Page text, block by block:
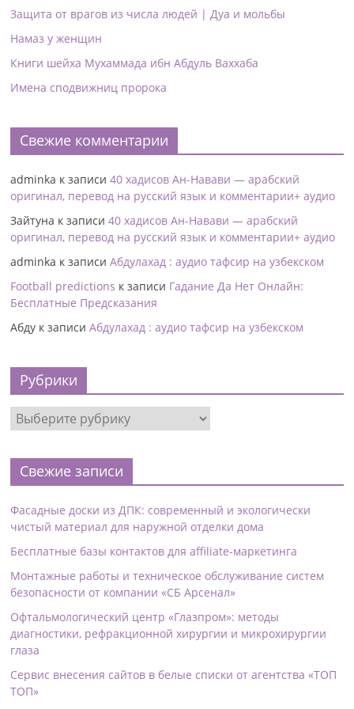
Защита от врагов из числа людей | Дуа и мольбы
Намаз у женщин
Книги шейха Мухаммада ибн Абдуль Ваххаба
Имена сподвижниц пророка
Свежие комментарии
adminka к записи40 хадисов Ан-Навави — арабский
оригинал, перевод на русский язык и комментарии+ аудио
Зайтуна к записи40 хадисов Ан-Навави — арабский
оригинал, перевод на русский язык и комментарии+ аудио
adminka к записиАбдулахад : аудио тафсир на узбекском
Football predictions к записи Гадание Да Нет Онлайн:
Бесплатные Предсказания
Абду к записиАбдулахад : аудио тафсир на узбекском
Рубрики
Свежие записи
Фасадные доски из ДПК: современный и экологически
чистый материал для наружной отделки дома
Бесплатные базы контактов для affiliate-маркетинга
Монтажные работы и техническое обслуживание систем
безопасности от компании «СБ Арсенал»
Офтальмологический центр «Глазпром»: методы
диагностики, рефракционной хирургии и микрохирургии
глаза
Сервис внесения сайтов в белые списки от агентства «ТОП
ТОП»